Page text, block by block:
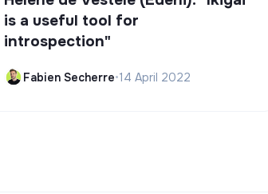
is a useful tool for
introspection"
Fabien Secherre•14 April 2022